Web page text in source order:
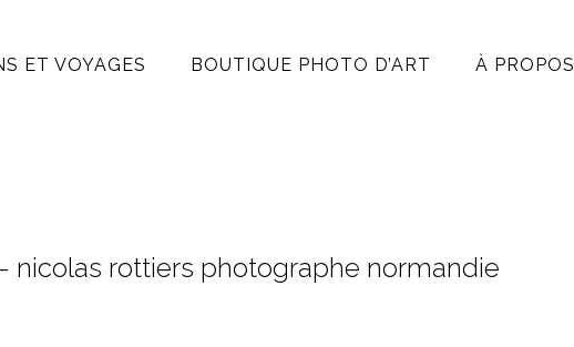
ET VOYAGES BOUTIQUE PHOTO D’ART À PROPOS
nicolas rottiers photographe normandie